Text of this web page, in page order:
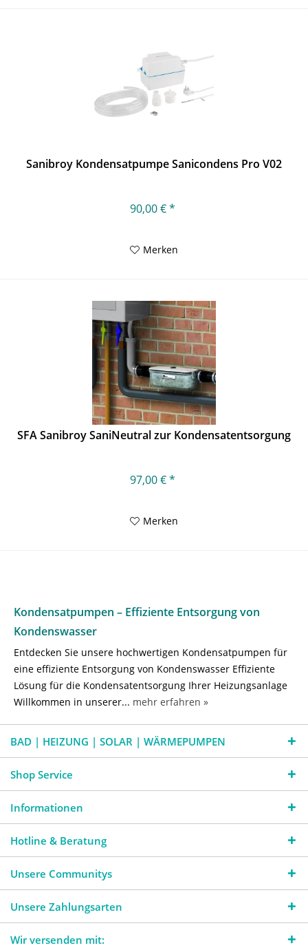
Sanibroy Kondensatpumpe Sanicondens Pro V02
90,00 € *
Merken
SFA Sanibroy SaniNeutral zur Kondensatentsorgung
97,00 € *
Merken
Kondensatpumpen – Effiziente Entsorgung von
Kondenswasser
Entdecken Sie unsere hochwertigen Kondensatpumpen für
eine effiziente Entsorgung von Kondenswasser Effiziente
Lösung für die Kondensatentsorgung Ihrer Heizungsanlage
Willkommen in unserer... mehr erfahren »
BAD | HEIZUNG | SOLAR | WÄRMEPUMPEN
Shop Service
Informationen
Hotline & Beratung
Unsere Communitys
Unsere Zahlungsarten
Wir versenden mit: